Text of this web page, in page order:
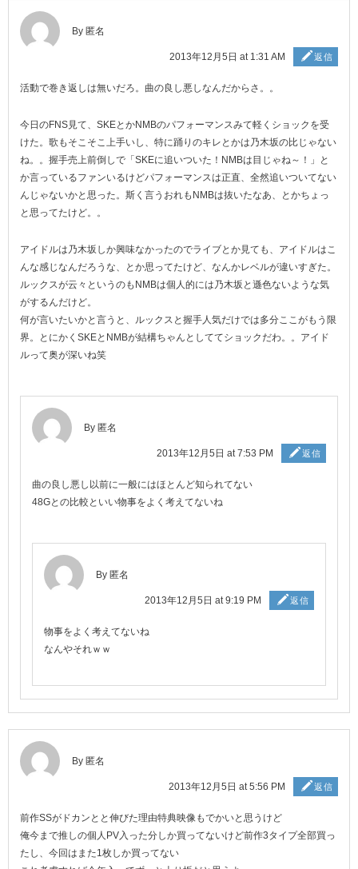
By 匿名
2013年12月5日 at 1:31 AM 返信
活動で巻き返しは無いだろ。曲の良し悪しなんだからさ。。
今日のFNS見て、SKEとかNMBのパフォーマンスみて軽くショックを受
けた。歌もそこそこ上手いし、特に踊りのキレとかは乃木坂の比じゃない
ね。。握手売上前倒しで「SKEに追いついた！NMBは目じゃね～！」と
か言っているファンいるけどパフォーマンスは正直、全然追いついてない
んじゃないかと思った。斯く言うおれもNMBは抜いたなあ、とかちょっ
と思ってたけど。。
アイドルは乃木坂しか興味なかったのでライブとか見ても、アイドルはこ
んな感じなんだろうな、とか思ってたけど、なんかレベルが違いすぎた。
ルックスが云々というのもNMBは個人的には乃木坂と遜色ないような気
がするんだけど。
何が言いたいかと言うと、ルックスと握手人気だけでは多分ここがもう限
界。とにかくSKEとNMBが結構ちゃんとしててショックだわ。。アイド
ルって奥が深いね笑
By 匿名
2013年12月5日 at 7:53 PM 返信
曲の良し悪し以前に一般にはほとんど知られてない
48Gとの比較といい物事をよく考えてないね
By 匿名
2013年12月5日 at 9:19 PM 返信
物事をよく考えてないね
なんやそれｗｗ
By 匿名
2013年12月5日 at 5:56 PM 返信
前作SSがドカンとと伸びた理由特典映像もでかいと思うけど
俺今まで推しの個人PV入った分しか買ってないけど前作3タイプ全部買っ
たし、今回はまた1枚しか買ってない